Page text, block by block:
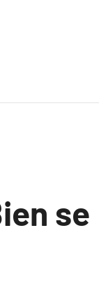
se